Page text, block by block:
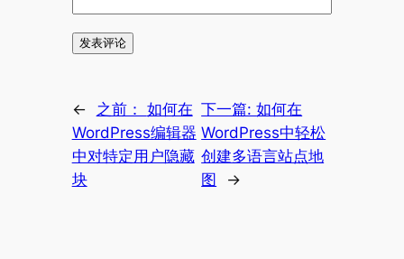
← 之前： 如何在
WordPress编辑器
中对特定用户隐藏
块
下一篇:如何在
WordPress中轻松
创建多语言站点地
图
→